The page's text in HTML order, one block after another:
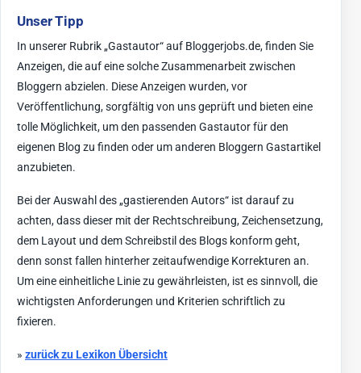
Unser Tipp
In unserer Rubrik „Gastautor“ auf Bloggerjobs.de, finden Sie
Anzeigen, die auf eine solche Zusammenarbeit zwischen
Bloggern abzielen. Diese Anzeigen wurden, vor
Veröffentlichung, sorgfältig von uns geprüft und bieten eine
tolle Möglichkeit, um den passenden Gastautor für den
eigenen Blog zu finden oder um anderen Bloggern Gastartikel
anzubieten.
Bei der Auswahl des „gastierenden Autors“ ist darauf zu
achten, dass dieser mit der Rechtschreibung, Zeichensetzung,
dem Layout und dem Schreibstil des Blogs konform geht,
denn sonst fallen hinterher zeitaufwendige Korrekturen an.
Um eine einheitliche Linie zu gewährleisten, ist es sinnvoll, die
wichtigsten Anforderungen und Kriterien schriftlich zu
fixieren.
» zurück zu Lexikon Übersicht